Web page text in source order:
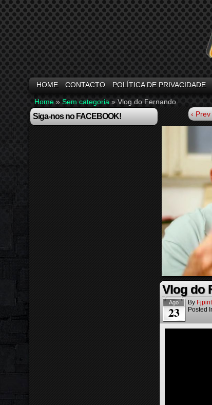
HOME CONTACTO POLÍTICA DE PRIVACIDADE
Home » Sem categoria » Vlog do Fernando
Siga-nos no FACEBOOK! ‹ Prev
Vlog do
Ago
23
By
Posted